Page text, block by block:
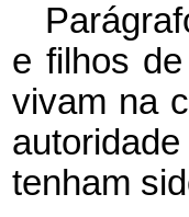
e filhos
vivam na
tenham